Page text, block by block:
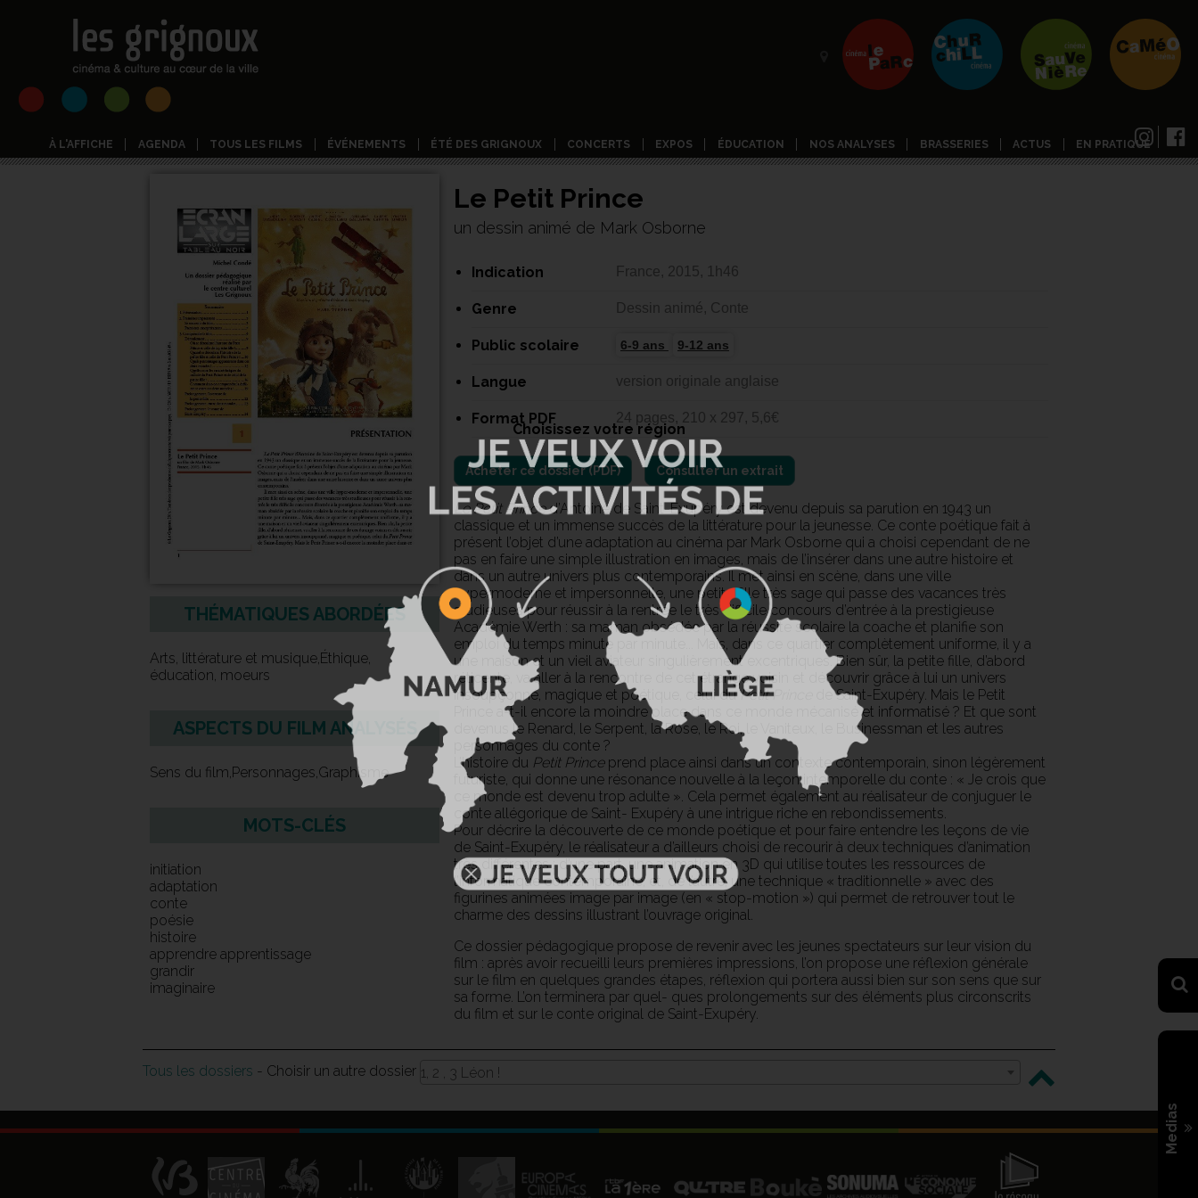
Medias
À L'AFFICHE AGENDA TOUS LES FILMS ÉVÉNEMENTS ÉTÉ DES GRIGNOUX CONCERTS EXPOS ÉDUCATION NOS ANALYSES BRASSERIES ACTUS EN PRATIQUE
THÉMATIQUES ABORDÉES
Arts, littérature et musique,Éthique,
éducation, moeurs
ASPECTS DU FILM ANALYSÉS
Sens du film,Personnages,Graphisme
MOTS-CLÉS
initiation
adaptation
conte
poésie
histoire
apprendre apprentissage
grandir
imaginaire
Le Petit Prince
un dessin animé de Mark Osborne
Indication France, 2015, 1h46
Genre Dessin animé, Conte
Public scolaire 6-9 ans 9-12 ans
Langue version originale anglaise
Format PDF 24 pages, 210 x 297, 5,6€
Consulter un extrait
Le Petit Princed’Antoine de Saint-Exupéry est devenu depuis sa parution en 1943 un
classique et un immense succès de la littérature pour la jeunesse. Ce conte poétique fait à
présent l’objet d’une adaptation au cinéma par Mark Osborne qui a choisi cependant de ne
pas en faire une simple illustration en images, mais de l’insérer dans une autre histoire et
dans un autre univers plus contemporains. Il met ainsi en scène, dans une ville
hypermoderne et impersonnelle, une petite fille très sage qui passe des vacances très
studieuses pour réussir à la rentrée le très difficile concours d’entrée à la prestigieuse
Académie Werth : sa maman obsédée par la réussite scolaire la coache et planifie son
emploi du temps minute par minute... Mais, dans ce quartier complètement uniforme, il y a
une maison et un vieil aviateur singulièrement excentriques. Bien sûr, la petite fille, d’abord
réticente, va aller à la rencontre de cet étrange voisin et découvrir grâce à lui un univers
insoupçonné, magique et poétique, celui duPetit Prince
de Saint-Exupéry. Mais le Petit
Prince a-t-il encore la moindre place dans ce monde mécanisé et informatisé ? Et que sont
devenus le Renard, le Serpent, la Rose, le Roi, le Vaniteux, le Businessman et les autres
personnages du conte ?
L’histoire du Petit Princeprend place ainsi dans un contexte contemporain, sinon légèrement
futuriste, qui donne une résonance nouvelle à la leçon intemporelle du conte : « Je crois que
ce monde est devenu trop adulte ». Cela permet également au réalisateur de conjuguer le
conte allégorique de Saint- Exupéry à une intrigue riche en rebondissements.
Pour décrire la découverte de ce monde poétique et pour faire entendre les leçons de vie
de Saint-Exupéry, le réalisateur a d’ailleurs choisi de recourir à deux techniques d’animation
très différentes : d’une part, une animation en 3D qui utilise toutes les ressources de
l’informatique contemporaine, et, de l’autre, une technique « traditionnelle » avec des
figurines animées image par image (en « stop-motion ») qui permet de retrouver tout le
charme des dessins illustrant l’ouvrage original.
Ce dossier pédagogique propose de revenir avec les jeunes spectateurs sur leur vision du
film : après avoir recueilli leurs premières impressions, l’on propose une réflexion générale
sur le film en quelques grandes étapes, réflexion qui portera aussi bien sur son sens que sur
sa forme. L’on terminera par quel- ques prolongements sur des éléments plus circonscrits
du film et sur le conte original de Saint-Exupéry.
Tous les dossiers - Choisir un autre dossier 1, 2 , 3 Léon !
Choisissez votre région